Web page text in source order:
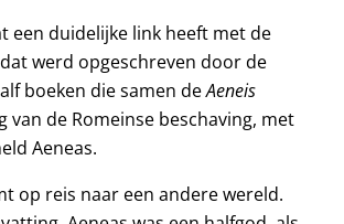
een duidelijke link heeft met de
werd opgeschreven door de
boeken die samen deAeneis
de Romeinse beschaving, met
Aeneas.
op reis naar een andere wereld.